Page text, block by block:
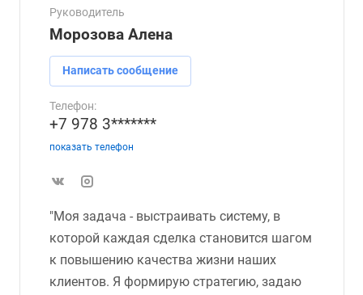
Руководитель
Морозова Алена
Написать сообщение
Телефон:
+7 978 3*******
показать телефон
"Моя задача - выстраивать систему, в
которой каждая сделка становится шагом
к повышению качества жизни наших
клиентов. Я формирую стратегию, задаю